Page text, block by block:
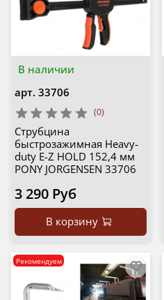
В наличии
арт. 33706
(0)
Струбцина
быстрозажимная Heavy-
duty E-Z HOLD 152,4 мм
PONY JORGENSEN 33706
3 290 Руб
В корзину
Рекомендуем